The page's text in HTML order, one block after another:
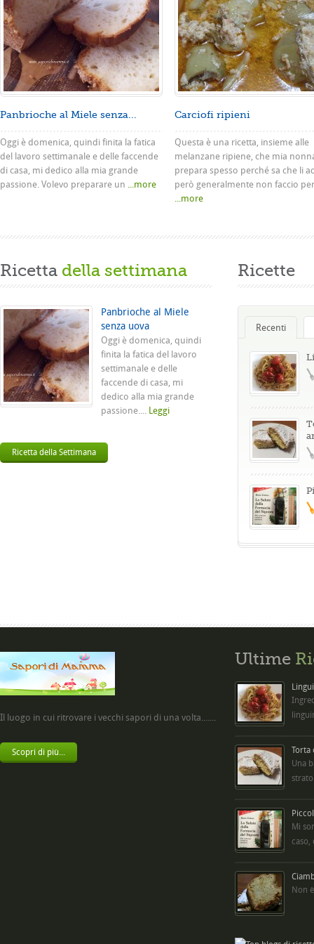
Panbrioche al Miele senza...
Oggi è domenica, quindi finita la fatica
del lavoro settimanale e delle faccende
di casa, mi dedico alla mia grande
passione. Volevo preparare un ...more
Carciofi ripieni
Questa è una ricetta, insieme alle
melanzane ripiene, che mia
prepara spesso perché sa che li
però generalmente non faccio
...more
Ricetta della settimana
Panbrioche al Miele
senza uova
Oggi è domenica, quindi
finita la fatica del lavoro
settimanale e delle
faccende di casa, mi
dedico alla mia grande
passione.... Leggi
Ricetta della Settimana
Ricette
Recenti
Il luogo in cui ritrovare i vecchi sapori di una volta.......
Scopri di più...
Ultime
Torta
Una
Mi
caso,
Non